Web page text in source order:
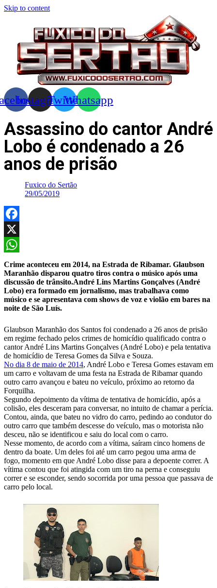
Skip to content
InstagramTwitterWhatsapp
Assassino do cantor André
Lobo é condenado a 26
anos de prisão
Fuxico do Sertão
29/05/2019
Facebook
X
WhatsApp
Crime aconteceu em 2014, na Estrada de Ribamar. Glaubson
Maranhão disparou quatro tiros contra o músico após uma
discussão de trânsito.André Lins Martins Gonçalves (André
Lobo) era formado em jornalismo, mas trabalhava como
músico e se apresentava com shows de voz e violão em bares na
noite de São Luís.
Glaubson Maranhão dos Santos foi condenado a 26 anos de prisão
em regime fechado pelos crimes de homicídio qualificado contra o
cantor André Lins Martins Gonçalves (André Lobo) e pela tentativa
de homicídio de Teresa Gomes da Silva e Souza.
No dia 8 de maio de 2014, André Lobo e Teresa Gomes estavam em
um carro e voltavam de uma festa na Estrada de Ribamar quando
outro carro avançou e bateu no veículo, próximo ao retorno da
Forquilha.
Segundo depoimento da vítima de tentativa de homicídio, após a
colisão, eles desceram para conversar, no intuito de chamar a perícia.
Contou, ainda, que bateu no vidro do carro, pedindo ao condutor do
outro carro que também descesse do veículo, mas o motorista não
desceu, não se identificou e saiu do local com o carro.
Nesse momento, de acordo com a vítima, saíram cinco homens de
dentro da boate. Um deles foi até um carro pegou uma arma de
fogo, momento em que André Lobo disse para a depoente correr. A
vítima contou que foi atingida com um tiro na perna e conseguiu
correr e se esconder, sendo socorrida por uma pessoa que passava de
carro pelo local.